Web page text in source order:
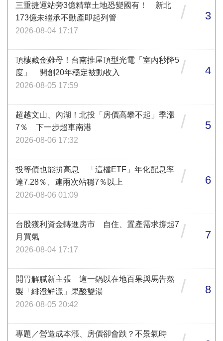
三重捷運站旁3億精華土地恐變國有！ 新北
173億未繼承不動產即起列管
2026-08-04 17:17
/ 3
頂樓藏金雞母！台南推屋頂型光電「室內秒降5
度」 開創20年穩定被動收入
2026-08-05 17:59
/ 4
超越文山、內湖！北投「房價高攀不起」季漲
7％ 下一步超車南港
2026-08-06 17:32
/ 5
投等債也能拚高息 「這檔ETF」年化配息率
達7.28％、連兩次站穩7％以上
2026-08-06 01:09
/ 6
台股獲利資金轉進房市 自住、置產需求撐起7
月買氣
2026-08-04 17:17
/ 7
開胃解膩新主張 這一鍋以在地百果與馬告熬
製「緋澄鮮漾」果酸雙湯
2026-08-05 20:42
/ 8
專題／營造成本漲、房價卻會跌？不景氣時